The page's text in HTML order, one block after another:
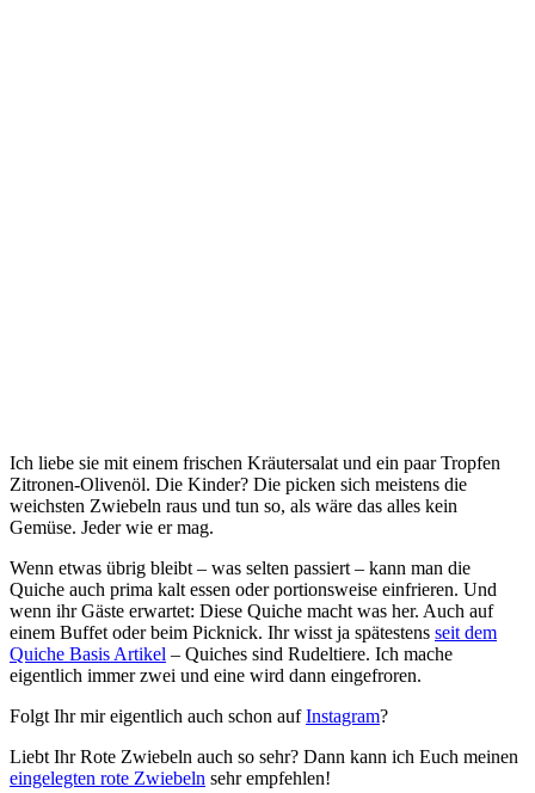
Ich liebe sie mit einem frischen Kräutersalat und ein paar Tropfen
Zitronen-Olivenöl. Die Kinder? Die picken sich meistens die
weichsten Zwiebeln raus und tun so, als wäre das alles kein
Gemüse. Jeder wie er mag.
Wenn etwas übrig bleibt – was selten passiert – kann man die
Quiche auch prima kalt essen oder portionsweise einfrieren. Und
wenn ihr Gäste erwartet: Diese Quiche macht was her. Auch auf
einem Buffet oder beim Picknick. Ihr wisst ja spätestens seit dem
Quiche Basis Artikel – Quiches sind Rudeltiere. Ich mache
eigentlich immer zwei und eine wird dann eingefroren.
Folgt Ihr mir eigentlich auch schon aufInstagram?
Liebt Ihr Rote Zwiebeln auch so sehr? Dann kann ich Euch meinen
eingelegten rote Zwiebeln sehr empfehlen!